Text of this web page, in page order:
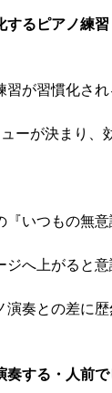
するピアノ練習
習が習慣化され
ーが決まり、
『いつもの無
ジへ上がると意
演奏との差に
奏する・人前